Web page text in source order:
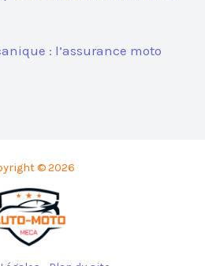
: l’assurance moto
© 2026